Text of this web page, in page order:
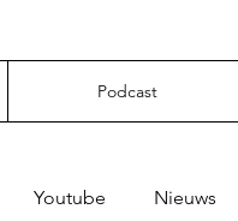
Podcast
Youtube Nieuws